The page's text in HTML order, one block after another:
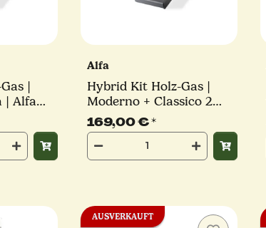
|
| Alfa
Alfa
Hybrid Kit Holz-Gas |
Moderno + Classico 2
Pizza | Alfa Forni
169,00 €*
AUSVERKAUFT